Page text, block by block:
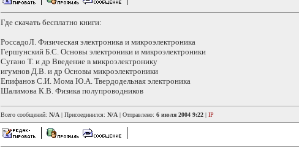
Где скачать бесплатно книги:
РоссадоЛ. Физическая электроника и микроэлектроника
Гершунский Б.С. Основы электроники и микроэлектроники
Сугано Т. и др Введение в микроэлектронику
игумнов Д.В. и др Основы микроэлектроники
Епифанов С.И. Мома Ю.А. Твердодельная электроника
Шалимова К.В. Физика полупроводников
Всего сообщений: N/A | Присоединился: N/A | Отправлено: 6 июля 2004 9:22 | IP